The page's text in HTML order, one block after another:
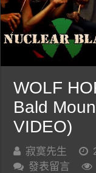
WOLF
Bald
VIDEO)
寂寞先生
發表留言